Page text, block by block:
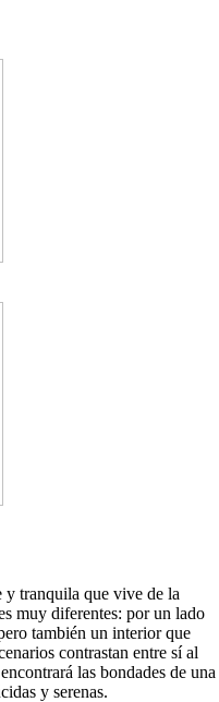
y tranquila que vive de la
muy diferentes: por un lado
también un interior que
contrastan entre sí al
las bondades de una
y serenas.